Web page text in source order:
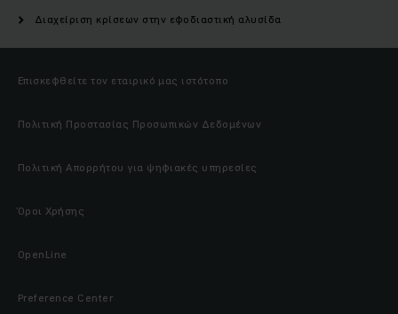
Διαχείριση κρίσεων στην εφοδιαστική αλυσίδα
Επισκεφθείτε τον εταιρικό μας ιστότοπο
Πολιτική Προστασίας Προσωπικών Δεδομένων
Πολιτική Απορρήτου για ψηφιακές υπηρεσίες
Όροι Χρήσης
OpenLine
Preference Center